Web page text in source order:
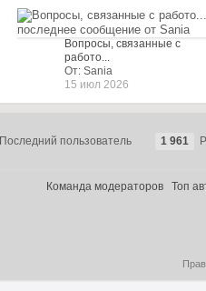
Вопросы, связанные с
работо...
От: Sania
15 июл 2026
Последний пользователь 1 961
Команда модераторов Топ